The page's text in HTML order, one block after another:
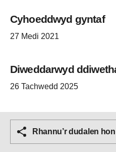
Cyhoeddwyd gyntaf
27 Medi 2021
Diweddarwyd
26 Tachwedd 2025
Rhannu’r dudalen hon